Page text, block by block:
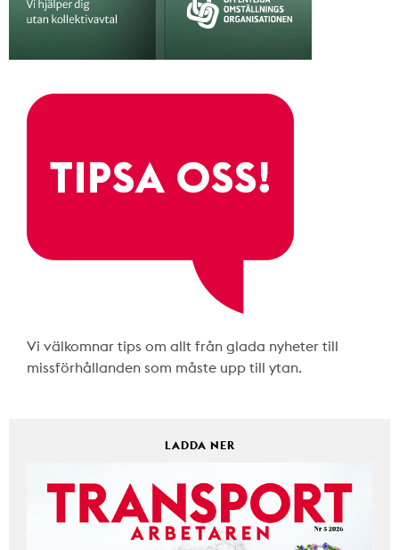
Vi välkomnar tips om allt från glada nyheter till
missförhållanden som måste upp till ytan.
LADDA NER